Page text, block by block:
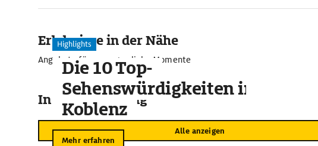
Erlebnisse in der Nähe
Angebote für unvergessliche Momente
In der Umgebung
Alle anzeigen
Highlights
Die 10 Top-
Sehenswürdigkeiten in
Koblenz
Mehr erfahren